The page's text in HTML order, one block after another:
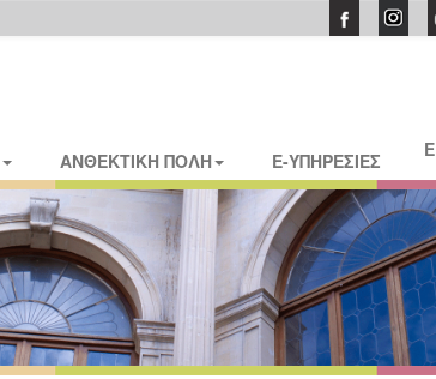
ΑΝΘΕΚΤΙΚΗ ΠΟΛΗ E-ΥΠΗΡΕΣΙΕΣ